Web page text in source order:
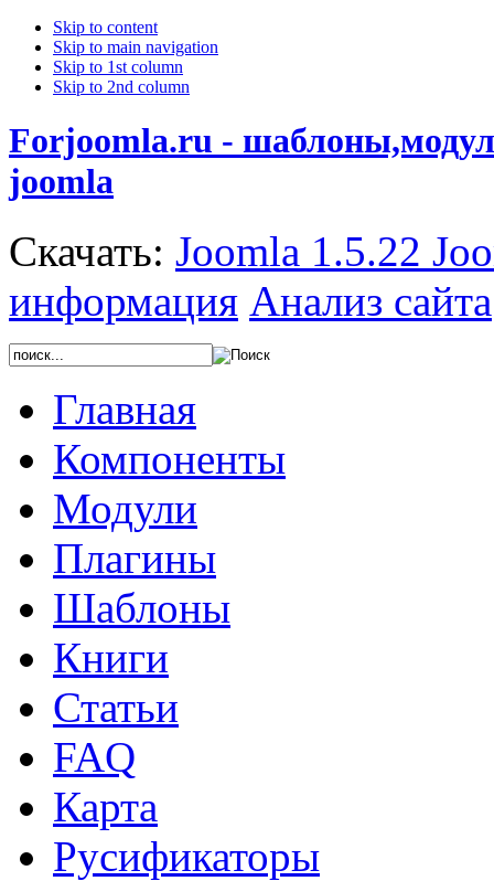
Skip to content
Skip to main navigation
Skip to 1st column
Skip to 2nd column
Forjoomla.ru -
joomla
Скачать: Joomla 1.5.22
информация Анализ сайта
Главная
Компоненты
Модули
Плагины
Шаблоны
Книги
Статьи
FAQ
Карта
Русификаторы